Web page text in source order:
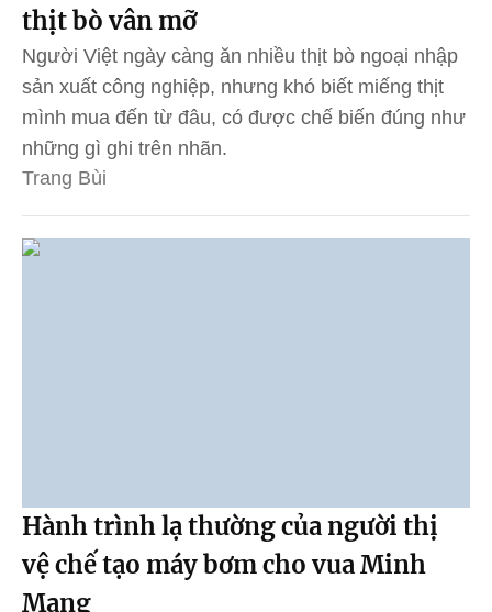
thịt bò vân mỡ
Người Việt ngày càng ăn nhiều thịt bò ngoại nhập
sản xuất công nghiệp, nhưng khó biết miếng thịt
mình mua đến từ đâu, có được chế biến đúng như
những gì ghi trên nhãn.
Trang Bùi
Hành trình lạ thường của người thị
vệ chế tạo máy bơm cho vua Minh
Mạng